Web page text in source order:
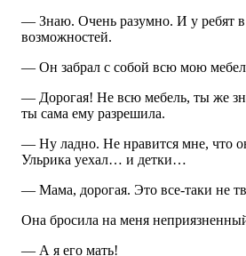
— Знаю. Очень разумно. И у ребят
возможностей.
— Он забрал с собой всю мою
— Дорогая! Не всю мебель, ты же
ты сама ему разрешила.
— Ну ладно. Не нравится мне, что
Ульрика уехал… и детки…
— Мама, дорогая. Это все-таки не
Она бросила на меня
— А я его мать!